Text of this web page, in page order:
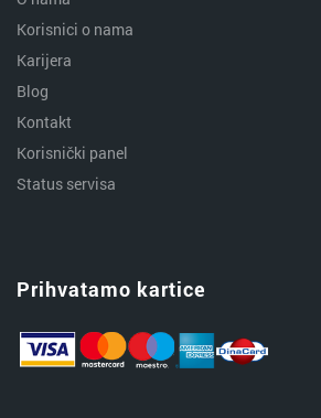
Korisnici o nama
Karijera
Blog
Kontakt
Korisnički panel
Status servisa
Prihvatamo kartice